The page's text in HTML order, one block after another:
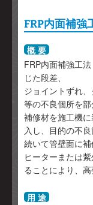
FRP内面補強
概 要
FRP内面補強工
じた段差、
ジョイントずれ
等の不良個所を部
補修材を施工機
入し、目的の不良
続いて管壁面に
ヒーターまたは
ることにより、
用 途